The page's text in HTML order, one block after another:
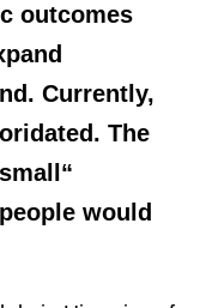
outcomes
Currently,
The
would